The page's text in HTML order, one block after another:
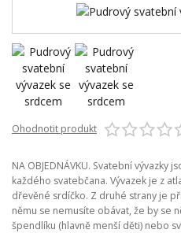
Ohodnotit produkt
NA OBJEDNÁVKU. Svatební
každého svatebčana. Vývazek je z
dřevěné srdíčko. Z druhé strany je
němu se nemusíte obávat, že by se
špendlíku (hlavně menší děti) nebo